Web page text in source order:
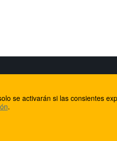
se activarán si las consientes
.